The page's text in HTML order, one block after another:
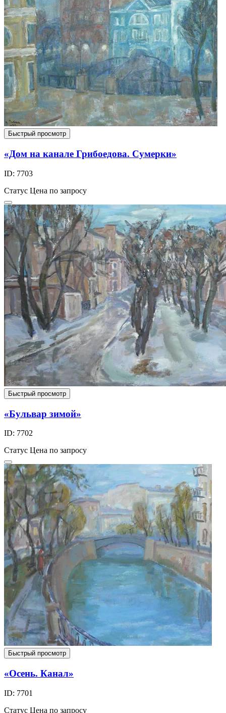
Быстрый просмотр
«Дом на канале Грибоедова. Сумерки»
ID: 7703
Статус Цена по запросу
Быстрый просмотр
«Бульвар зимой»
ID: 7702
Статус Цена по запросу
Быстрый просмотр
«Осень. Канал»
ID: 7701
Статус Цена по запросу